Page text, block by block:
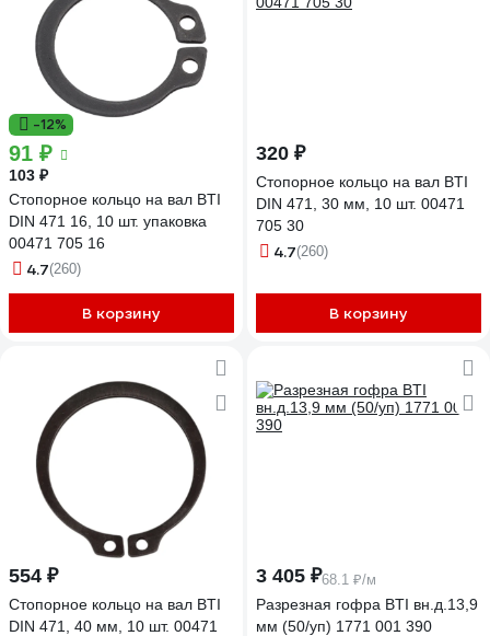
-12%
91 ₽
103 ₽
Стопорное кольцо на вал BTI
DIN 471 16, 10 шт. упаковка
00471 705 16
4.7(260)
В корзину
320 ₽
Стопорное кольцо на вал BTI
DIN 471, 30 мм, 10 шт. 00471
705 30
4.7(260)
В корзину
554 ₽
Стопорное кольцо на вал BTI
DIN 471, 40 мм, 10 шт. 00471
3 405 ₽68.1 ₽/м
Разрезная гофра BTI вн.д.13,9
мм (50/уп) 1771 001 390